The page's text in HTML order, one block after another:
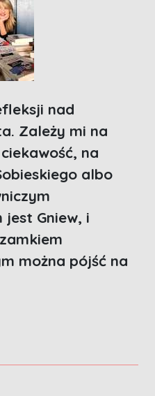
nad
Zależy mi na
na
albo
Gniew, i
można pójść na